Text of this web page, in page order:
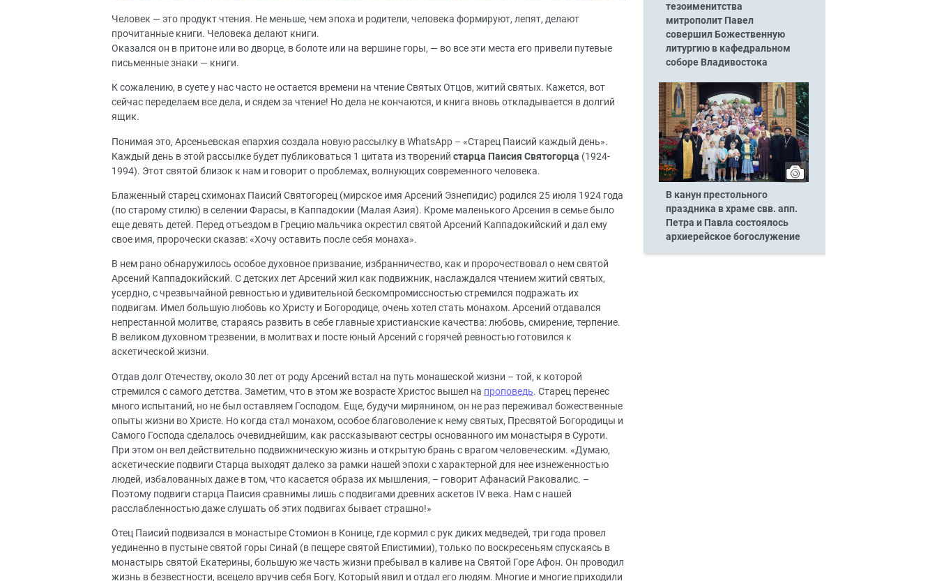
Человек — это продукт чтения. Не меньше, чем эпоха и родители, человека формируют, лепят, делают
прочитанные книги. Человека делают книги.
Оказался он в притоне или во дворце, в болоте или на вершине горы, — во все эти места его привели путевые
письменные знаки — книги.
К сожалению, в суете у нас часто не остается времени на чтение Святых Отцов, житий святых. Кажется, вот
сейчас переделаем все дела, и сядем за чтение! Но дела не кончаются, и книга вновь откладывается в долгий
ящик.
Понимая это, Арсеньевская епархия создала новую рассылку в WhatsApp – «Старец Паисий каждый день».
Каждый день в этой рассылке будет публиковаться 1 цитата из творений старца Паисия Святогорца (1924-
1994). Этот святой близок к нам и говорит о проблемах, волнующих современного человека.
Блаженный старец схимонах Паисий Святогорец (мирское имя Арсений Эзнепидис) родился 25 июля 1924 года
(по старому стилю) в селении Фарасы, в Каппадокии (Малая Азия). Кроме маленького Арсения в семье было
еще девять детей. Перед отъездом в Грецию мальчика окрестил святой Арсений Каппадокийский и дал ему
свое имя, пророчески сказав: «Хочу оставить после себя монаха».
В нем рано обнаружилось особое духовное призвание, избранничество, как и пророчествовал о нем святой
Арсений Каппадокийский. С детских лет Арсений жил как подвижник, наслаждался чтением житий святых,
усердно, с чрезвычайной ревностью и удивительной бескомпромиссностью стремился подражать их
подвигам. Имел большую любовь ко Христу и Богородице, очень хотел стать монахом. Арсений отдавался
непрестанной молитве, стараясь развить в себе главные христианские качества: любовь, смирение, терпение.
В великом духовном трезвении, в молитвах и посте юный Арсений с горячей ревностью готовился к
аскетической жизни.
Отдав долг Отечеству, около 30 лет от роду Арсений встал на путь монашеской жизни – той, к которой
стремился с самого детства. Заметим, что в этом же возрасте Христос вышел на проповедь. Старец перенес
много испытаний, но не был оставляем Господом. Еще, будучи мирянином, он не раз переживал божественные
опыты жизни во Христе. Но когда стал монахом, особое благоволение к нему святых, Пресвятой Богородицы и
Самого Господа сделалось очевиднейшим, как рассказывают сестры основанного им монастыря в Суроти.
При этом он вел действительно подвижническую жизнь и открытую брань с врагом человеческим. «Думаю,
аскетические подвиги Старца выходят далеко за рамки нашей эпохи с характерной для нее изнеженностью
людей, избалованных даже в том, что касается образа их мышления, – говорит Афанасий Раковалис. –
Поэтому подвиги старца Паисия сравнимы лишь с подвигами древних аскетов IV века. Нам с нашей
расслабленностью даже слушать об этих подвигах бывает страшно!»
Отец Паисий подвизался в монастыре Стомион в Конице, где кормил с рук диких медведей, три года провел
уединенно в пустыне святой горы Синай (в пещере святой Епистимии), только по воскресеньям спускаясь в
монастырь святой Екатерины, большую же часть жизни пребывал в каливе на Святой Горе Афон. Он проводил
жизнь в безвестности, всецело вручив себя Богу, Который явил и отдал его людям. Многие и многие приходили
тезоименитства
митрополит Павел
совершил Божественную
литургию в кафедральном
соборе Владивостока
В канун престольного
праздника в храме свв. апп.
Петра и Павла состоялось
архиерейское богослужение